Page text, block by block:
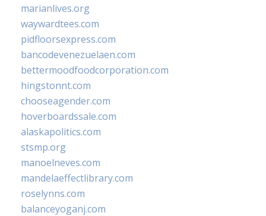
marianlives.org
waywardtees.com
pidfloorsexpress.com
bancodevenezuelaen.com
bettermoodfoodcorporation.com
hingstonnt.com
chooseagender.com
hoverboardssale.com
alaskapolitics.com
stsmp.org
manoelneves.com
mandelaeffectlibrary.com
roselynns.com
balanceyoganj.com